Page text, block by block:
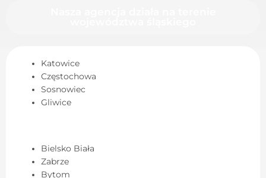
Katowice
Częstochowa
Sosnowiec
Gliwice
Bielsko Biała
Zabrze
Bytom